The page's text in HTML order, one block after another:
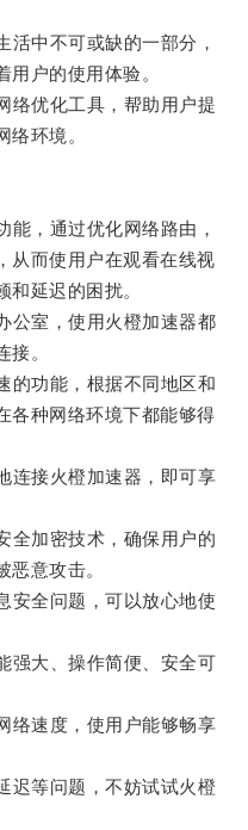
中不可或缺的一部分，
户的使用体验。
优化工具，帮助用户提
络环境。
，通过优化网络路由，
从而使用户在观看在线视
延迟的困扰。
室，使用火橙加速器都
。
功能，根据不同地区和
各种网络环境下都能够得
接火橙加速器，即可享
加密技术，确保用户的
恶意攻击。
全问题，可以放心地使
大、操作简便、安全可
速度，使用户能够畅享
等问题，不妨试试火橙